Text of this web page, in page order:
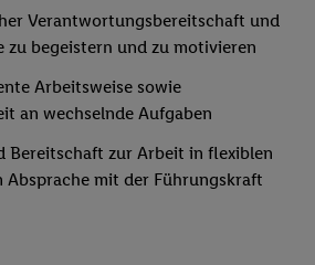
Verantwortungsbereitschaft und
zu begeistern und zu motivieren
Arbeitsweise sowie
an wechselnde Aufgaben
Bereitschaft zur Arbeit in flexiblen
Absprache mit der Führungskraft